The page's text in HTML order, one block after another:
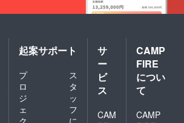
起案サポート
プ
ロ
ジ
ェ
ス
タ
ッ
フ
サ
ー
ビ
ス
CAM
CAMP
FIRE
につい
て
CAMP